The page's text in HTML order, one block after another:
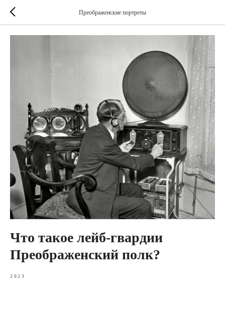
Преображенские портреты
Что такое лейб-гвардии
Преображенский полк?
2023